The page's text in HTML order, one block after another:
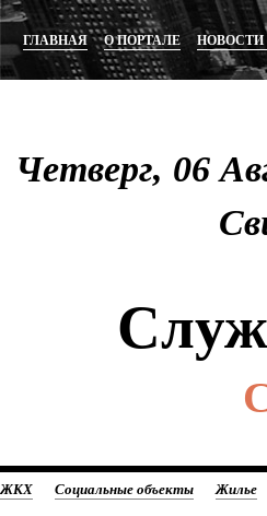
ГЛАВНАЯ О ПОРТАЛЕ НОВОСТИ
Четверг, 06
ЖКХ Социальные объекты Жилье